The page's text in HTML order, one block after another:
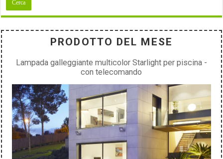
PRODOTTO DEL MESE
Lampada galleggiante multicolor Starlight per piscina -
con telecomando